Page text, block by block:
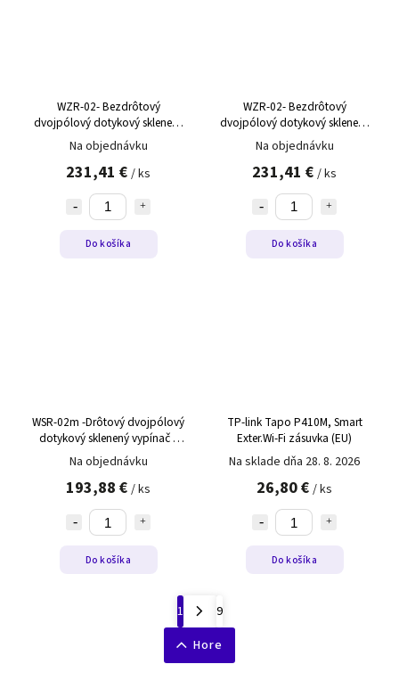
WZR-02- Bezdrôtový
dvojpólový dotykový sklenený
ovládač roliet s regulátorom
teploty WZR-02 čierny,pravý
Na objednávku
231,41 € / ks
Do košíka
WZR-02- Bezdrôtový
dvojpólový dotykový sklenený
ovládač roliet s regulátorom
teploty WZR-02 biely,pravý
Na objednávku
231,41 € / ks
Do košíka
WSR-02m -Drôtový dvojpólový
dotykový sklenený vypínač s
regulátorom teploty WSR-02m
čierny,ľavý
Na objednávku
193,88 € / ks
Do košíka
TP-link Tapo P410M, Smart
Exter.Wi-Fi zásuvka (EU)
Na sklade dňa 28. 8. 2026
26,80 € / ks
Do košíka
1
9
Hore